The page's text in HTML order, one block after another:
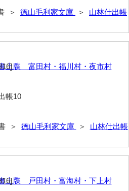
吉凶書抜
控
＞ 徳山毛利家文庫 ＞ 山林仕出帳
上牒 富田村・福川村・夜市村
帳10
＞ 徳山毛利家文庫 ＞ 山林仕出帳
上牒 戸田村・富海村・下上村